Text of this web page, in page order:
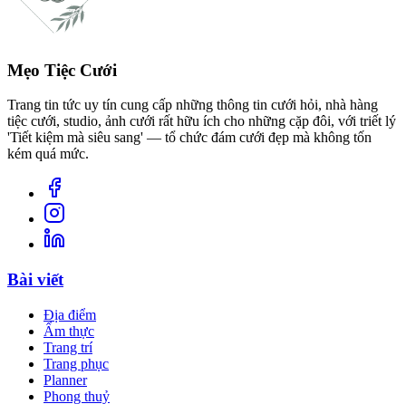
Mẹo Tiệc Cưới
Trang tin tức uy tín cung cấp những thông tin cưới hỏi, nhà hàng
tiệc cưới, studio, ảnh cưới rất hữu ích cho những cặp đôi, với triết lý
'Tiết kiệm mà siêu sang' — tổ chức đám cưới đẹp mà không tốn
kém quá mức.
Bài viết
Địa điểm
Ẩm thực
Trang trí
Trang phục
Planner
Phong thuỷ